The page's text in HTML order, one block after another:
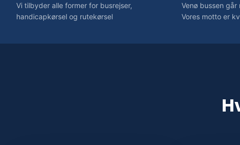
​Vi tilbyder alle former for busrejser,
handicapkørsel og rutekørsel
Venø bussen
Vores motto er